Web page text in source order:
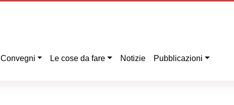
Convegni Le cose da fare Notizie Pubblicazioni